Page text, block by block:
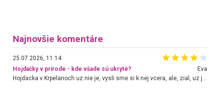
Najnovšie komentáre
25.07.2026, 11:14
Hojdačky v prírode - kde všade sú ukryté?
Eva
Hojdacka v Krpelanoch uz nie je, vysli sme si k nej vcera, ale, zial, uz je znicena. Ak sem planujete cestu len kvoli hojdacke, mozete si ju usetrit. Krasny vyhlad je tu vsak aj bez hojdacky :-)